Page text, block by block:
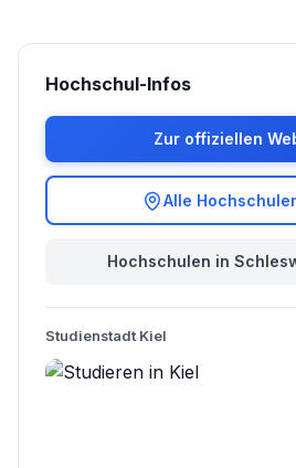
Hochschul-Infos
Zur offiziellen
Alle
Hochschulen in
Studienstadt Kiel